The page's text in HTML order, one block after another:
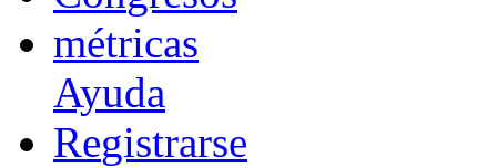
métricas
Ayuda
Registrarse